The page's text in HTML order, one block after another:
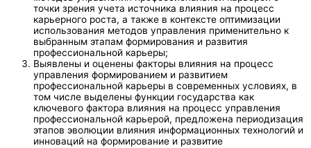
точки зрения учета источника влияния на процесс
карьерного роста, а также в контексте оптимизации
использования методов управления применительно к
выбранным этапам формирования и развития
профессиональной карьеры;
Выявлены и оценены факторы влияния на процесс
управления формированием и развитием
профессиональной карьеры в современных условиях, в
том числе выделены функции государства как
ключевого фактора влияния на процесс управления
профессиональной карьерой, предложена периодизация
этапов эволюции влияния информационных технологий и
инноваций на формирование и развитие